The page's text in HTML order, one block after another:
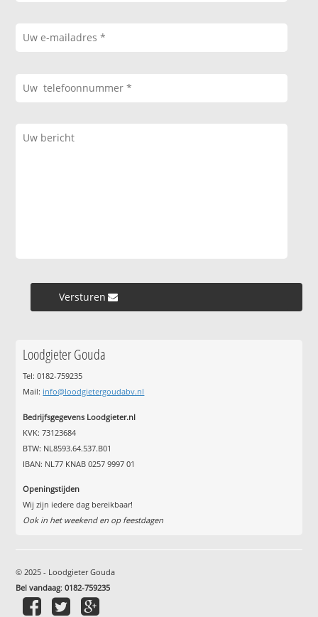
Versturen »
Loodgieter Gouda
Tel: 0182-759235
Mail: info@loodgietergoudabv.nl
Bedrijfsgegevens Loodgieter.nl
KVK: 73123684
BTW: NL8593.64.537.B01
IBAN: NL77 KNAB 0257 9997 01
Openingstijden
Wij zijn iedere dag bereikbaar!
Ook in het weekend en op feestdagen
© 2025 - Loodgieter Gouda
Bel vandaag:0182-759235